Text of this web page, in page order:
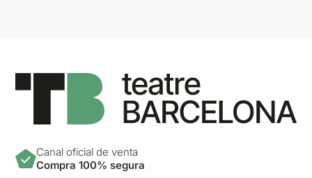
Canal oficial de venta
Compra 100% segura